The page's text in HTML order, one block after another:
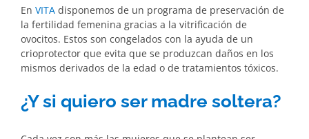
En VITA disponemos de un programa de preservación de
la fertilidad femenina gracias a la vitrificación de
ovocitos. Estos son congelados con la ayuda de un
crioprotector que evita que se produzcan daños en los
mismos derivados de la edad o de tratamientos tóxicos.
¿Y si quiero ser madre soltera?